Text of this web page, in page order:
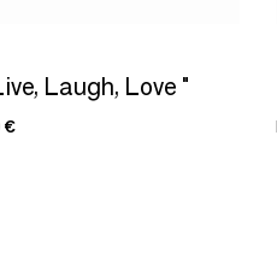
Laugh, Love "
€